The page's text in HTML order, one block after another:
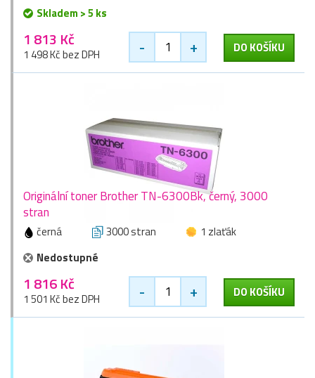
Skladem > 5 ks
1 813 Kč
1 498 Kč bez DPH - + DO KOŠÍKU
Originální toner Brother TN-6300Bk, černý, 3000
stran
černá 3000 stran
1 zlaťák
Nedostupné
1 816 Kč
1 501 Kč bez DPH - + DO KOŠÍKU